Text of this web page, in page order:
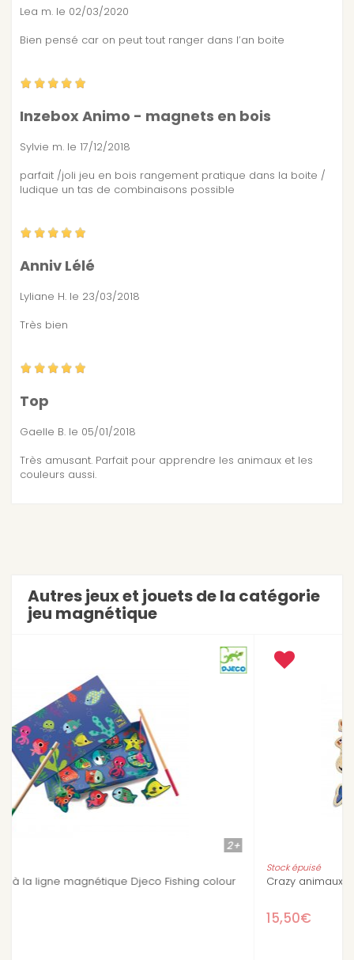
Lea m. le 02/03/2020
Bien pensé car on peut tout ranger dans l’an boite
Inzebox Animo - magnets en bois
Sylvie m. le 17/12/2018
parfait /joli jeu en bois rangement pratique dans la boite /
ludique un tas de combinaisons possible
Anniv Lélé
Lyliane H. le 23/03/2018
Très bien
Top
Gaelle B. le 05/01/2018
Très amusant. Parfait pour apprendre les animaux et les
couleurs aussi.
Autres jeux et jouets de la catégorie
jeu magnétique
Crazy animaux Puzzles magnétiques 2 ans